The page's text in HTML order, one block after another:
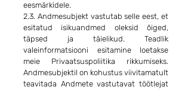
eesmärkidele.
2.3. Andmesubjekt vastutab selle eest, et
esitatud isikuandmed oleksid õiged,
täpsed ja täielikud. Teadlik
valeinformatsiooni esitamine loetakse
meie Privaatsuspoliitika rikkumiseks.
Andmesubjektil on kohustus viivitamatult
teavitada Andmete vastutavat töötlejat